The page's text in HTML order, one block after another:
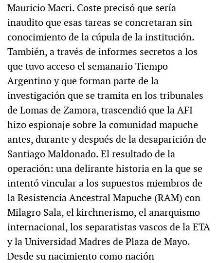
Mauricio Macri. Coste precisó que sería
inaudito que esas tareas se concretaran sin
conocimiento de la cúpula de la institución.
También, a través de informes secretos a los
que tuvo acceso el semanario Tiempo
Argentino y que forman parte de la
investigación que se tramita en los tribunales
de Lomas de Zamora, trascendió que la AFI
hizo espionaje sobre la comunidad mapuche
antes, durante y después de la desaparición de
Santiago Maldonado. El resultado de la
operación: una delirante historia en la que se
intentó vincular a los supuestos miembros de
la Resistencia Ancestral Mapuche (RAM) con
Milagro Sala, el kirchnerismo, el anarquismo
internacional, los separatistas vascos de la ETA
y la Universidad Madres de Plaza de Mayo.
Desde su nacimiento como nación